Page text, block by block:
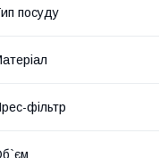
посуду
фільтр